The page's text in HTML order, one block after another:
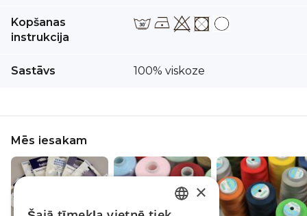
Kopšanas
instrukcija
Sastāvs 100% viskoze
Mēs iesakam
×